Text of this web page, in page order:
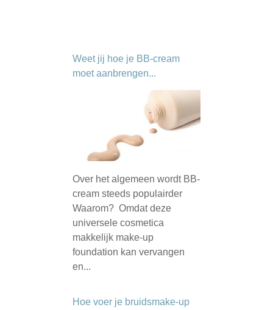
Weet jij hoe je BB-cream
moet aanbrengen...
Over het algemeen wordt BB-
cream steeds populairder
Waarom? Omdat deze
universele cosmetica
makkelijk make-up
foundation kan vervangen
en...
Hoe voer je bruidsmake-up